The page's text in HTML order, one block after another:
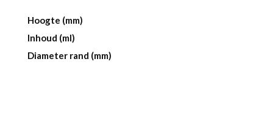
Hoogte (mm)
Inhoud (ml)
Diameter rand (mm)